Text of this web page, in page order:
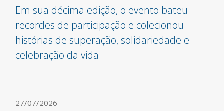
Em sua décima edição, o evento bateu
recordes de participação e colecionou
histórias de superação, solidariedade e
celebração da vida
27/07/2026